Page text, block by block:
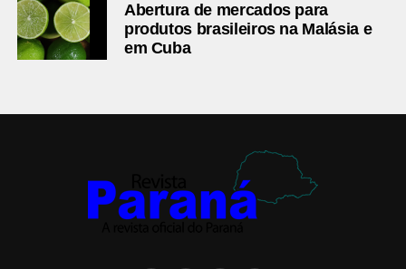
Abertura de mercados para
produtos brasileiros na Malásia e
em Cuba